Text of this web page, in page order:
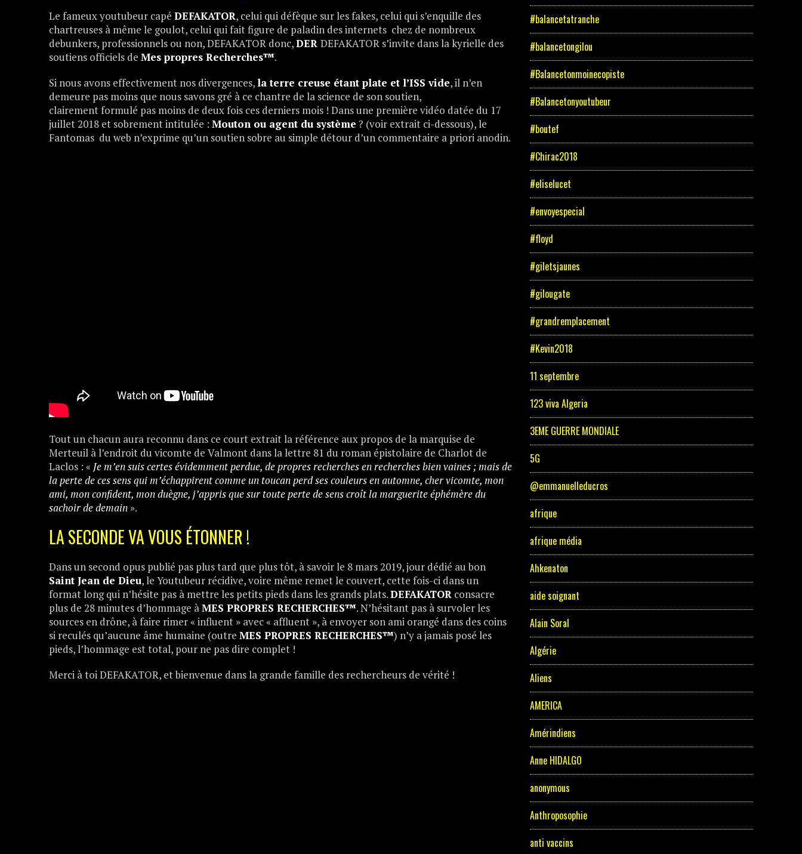
Le fameux youtubeur capé DEFAKATOR, celui qui défèque sur les fakes, celui qui s’enquille des
chartreuses à même le goulot, celui qui fait figure de paladin des internets chez de nombreux
debunkers, professionnels ou non, DEFAKATOR donc,DER DEFAKATOR s’invite dans la kyrielle des
soutiens officiels de Mes propres Recherches™.
Si nous avons effectivement nos divergences,la terre creuse étant plate et l’ISS vide, il n’en
demeure pas moins que nous savons gré à ce chantre de la science de son soutien,
clairement formulé pas moins de deux fois ces derniers mois ! Dans une première vidéo datée du 17
juillet 2018 et sobrement intitulée : Mouton ou agent du système ? (voir extrait ci-dessous), le
Fantomas du web n’exprime qu’un soutien sobre au simple détour d’un commentaire a priori anodin.
Tout un chacun aura reconnu dans ce court extrait la référence aux propos de la marquise de
Merteuil à l’endroit du vicomte de Valmont dans la lettre 81 du roman épistolaire de Charlot de
Laclos : « Je m’en suis certes évidemment perdue, de propres recherches en recherches bien vaines ; mais de
la perte de ces sens qui m’échappirent comme un toucan perd ses couleurs en automne, cher vicomte, mon
ami, mon confident, mon duègne, j’appris que sur toute perte de sens croît la marguerite éphémère du
sachoir de demain ».
LA SECONDE VA VOUS ÉTONNER !
Dans un second opus publié pas plus tard que plus tôt, à savoir le 8 mars 2019, jour dédié au bon
Saint Jean de Dieu, le Youtubeur récidive, voire même remet le couvert, cette fois-ci dans un
format long qui n’hésite pas à mettre les petits pieds dans les grands plats.DEFAKATOR consacre
plus de 28 minutes d’hommage àMES PROPRES RECHERCHES™. N’hésitant pas à survoler les
sources en drône, à faire rimer « influent » avec « affluent », à envoyer son ami orangé dans des coins
si reculés qu’aucune âme humaine (outre MES PROPRES RECHERCHES™) n’y a jamais posé les
pieds, l’hommage est total, pour ne pas dire complet !
Merci à toi DEFAKATOR, et bienvenue dans la grande famille des rechercheurs de vérité !
#balancetatranche
#balancetongilou
#Balancetonmoinecopiste
#Balancetonyoutubeur
#boutef
#Chirac2018
#eliselucet
#envoyespecial
#floyd
#giletsjaunes
#gilougate
#grandremplacement
#Kevin2018
11 septembre
123 viva Algeria
3EME GUERRE MONDIALE
5G
@emmanuelleducros
afrique
afrique média
Ahkenaton
aide soignant
Alain Soral
Algérie
Aliens
AMERICA
Amérindiens
Anne HIDALGO
anonymous
Anthroposophie
anti vaccins